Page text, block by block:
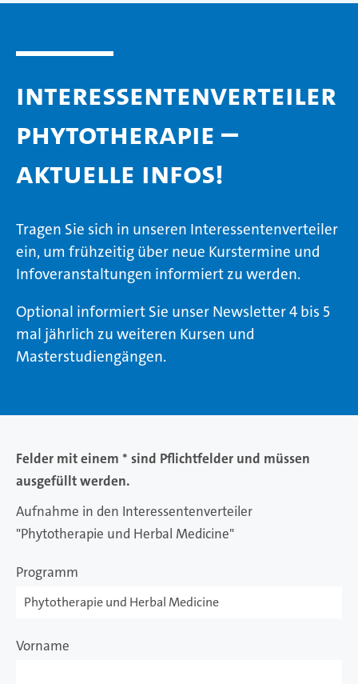
Interessentenverteiler
Phytotherapie –
aktuelle Infos!
Tragen Sie sich in unseren Interessentenverteiler
ein, um frühzeitig über neue Kurstermine und
Infoveranstaltungen informiert zu werden.
Optional informiert Sie unser Newsletter 4 bis 5
mal jährlich zu weiteren Kursen und
Masterstudiengängen.
Felder mit einem * sind Pflichtfelder und müssen
ausgefüllt werden.
Aufnahme in den Interessentenverteiler
"Phytotherapie und Herbal Medicine"
Programm
Vorname